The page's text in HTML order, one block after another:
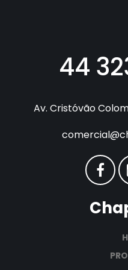
44
Av. Cristóvão